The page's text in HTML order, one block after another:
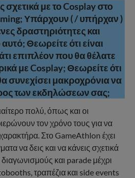
σχετικά με το Cosplay στο
Υπάρχουν ( / υπήρχαν )
δραστηριότητες και
Θεωρείτε ότι είναι
επιπλέον που θα θέλατε
με Cosplay; Θεωρείτε ότι
συνεχίσει μακροχρόνια να
των εκδηλώσεων σας;
πολύ, όπως και οι
τον χρόνο τους για να
Στο GameAthlon έχει
να δεις και να κάνεις σχετικά
και parade μέχρι
τραπέζια και side events